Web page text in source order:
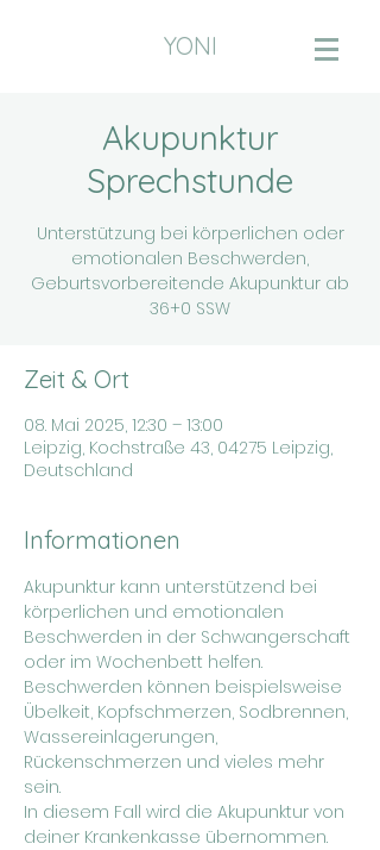
YONI
Akupunktur
Sprechstunde
Unterstützung bei körperlichen oder
emotionalen Beschwerden,
Geburtsvorbereitende Akupunktur ab
36+0 SSW
Zeit & Ort
08. Mai 2025, 12:30 – 13:00
Leipzig, Kochstraße 43, 04275 Leipzig,
Deutschland
Informationen
Akupunktur kann unterstützend bei
körperlichen und emotionalen
Beschwerden in der Schwangerschaft
oder im Wochenbett helfen.
Beschwerden können beispielsweise
Übelkeit, Kopfschmerzen, Sodbrennen,
Wassereinlagerungen,
Rückenschmerzen und vieles mehr
sein.
In diesem Fall wird die Akupunktur von
deiner Krankenkasse übernommen.